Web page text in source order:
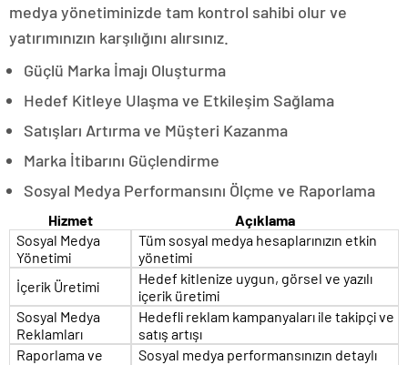
medya yönetiminizde tam kontrol sahibi olur ve
yatırımınızın karşılığını alırsınız.
Güçlü Marka İmajı Oluşturma
Hedef Kitleye Ulaşma ve Etkileşim Sağlama
Satışları Artırma ve Müşteri Kazanma
Marka İtibarını Güçlendirme
Sosyal Medya Performansını Ölçme ve Raporlama
Hizmet
Açıklama
Sosyal Medya
Yönetimi
Tüm sosyal medya hesaplarınızın etkin
yönetimi
İçerik Üretimi
Hedef kitlenize uygun, görsel ve yazılı
içerik üretimi
Sosyal Medya
Reklamları
Hedefli reklam kampanyaları ile takipçi ve
satış artışı
Raporlama ve
Sosyal medya performansınızın detaylı